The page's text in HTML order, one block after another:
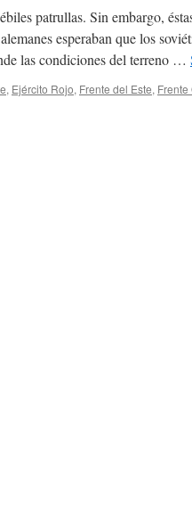
patrullas. Sin embargo,
esperaban que los
las condiciones del terreno …
, Ejército Rojo, Frente del Este, Frente